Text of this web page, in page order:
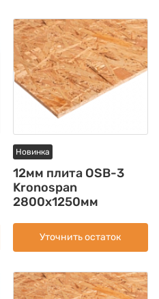
Новинка
12мм плита OSB-3
Kronospan
2800x1250мм
Уточнить остаток